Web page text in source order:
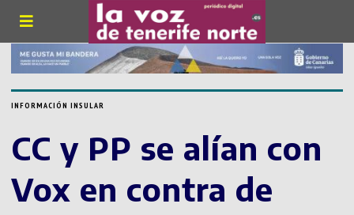
INFORMACIÓN INSULAR
CC y PP se alían con
Vox en contra de